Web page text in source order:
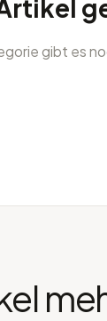
gibt es